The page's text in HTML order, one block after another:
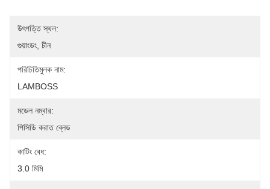
উৎপত্তি স্থল:
গুয়াংডং, চীন
পরিচিতিমুলক নাম:
LAMBOSS
মডেল নম্বার:
পিসিডি করাত ব্লেড
কাটিং বেধ:
3.0 মিমি